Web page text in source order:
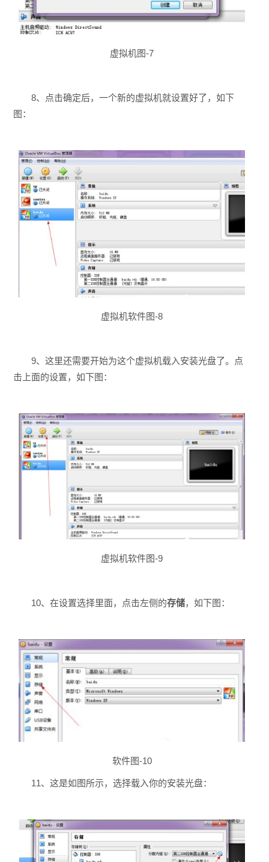
虚拟机图-7
8、点击确定后，一个新的虚拟机就设置好了，如下
图：
虚拟机软件图-8
9、这里还需要开始为这个虚拟机载入安装光盘了。点
击上面的设置，如下图：
虚拟机软件图-9
10、在设置选择里面，点击左侧的存储，如下图：
软件图-10
11、这是如图所示，选择载入你的安装光盘：